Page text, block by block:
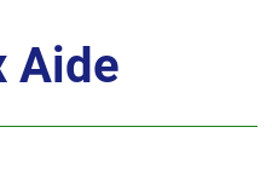
Aide